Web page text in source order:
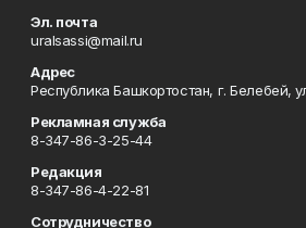
Эл. почта
uralsassi@mail.ru
Адрес
Республика Башкортостан, г. Белебей,
Рекламная служба
8-347-86-3-25-44
Редакция
8-347-86-4-22-81
Сотрудничество